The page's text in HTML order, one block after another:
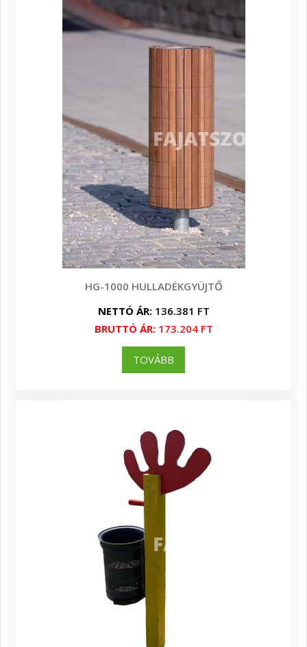
HG-1000 HULLADÉKGYÜJTŐ
NETTÓ ÁR:136.381 FT
BRUTTÓ ÁR:173.204 FT
TOVÁBB